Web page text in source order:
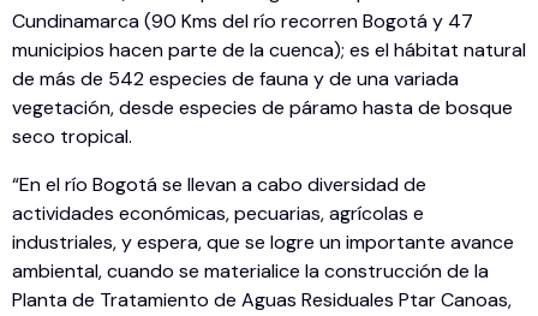
Cundinamarca (90 Kms del río recorren Bogotá y 47
municipios hacen parte de la cuenca); es el hábitat natural
de más de 542 especies de fauna y de una variada
vegetación, desde especies de páramo hasta de bosque
seco tropical.
“En el río Bogotá se llevan a cabo diversidad de
actividades económicas, pecuarias, agrícolas e
industriales, y espera, que se logre un importante avance
ambiental, cuando se materialice la construcción de la
Planta de Tratamiento de Aguas Residuales Ptar Canoas,